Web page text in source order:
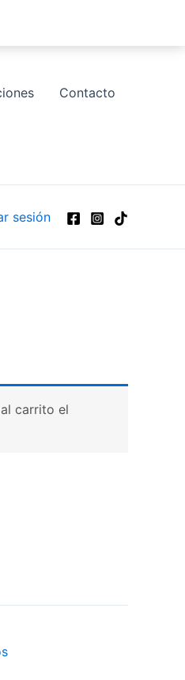
Contacto
sesión
carrito el